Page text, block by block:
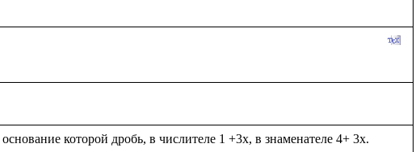
которой дробь, в числителе 1 +3х, в знаменателе 4+ 3х.